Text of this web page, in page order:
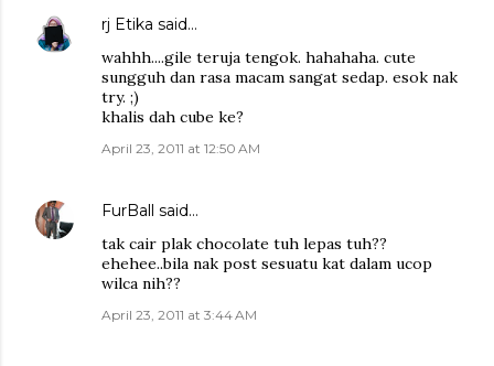
rj Etika said…
wahhh....gile teruja tengok. hahahaha. cute
sungguh dan rasa macam sangat sedap. esok nak
try. ;)
khalis dah cube ke?
April 23, 2011 at 12:50 AM
FurBall
said…
tak cair plak chocolate tuh lepas tuh??
ehehee..bila nak post sesuatu kat dalam ucop
wilca nih??
April 23, 2011 at 3:44 AM